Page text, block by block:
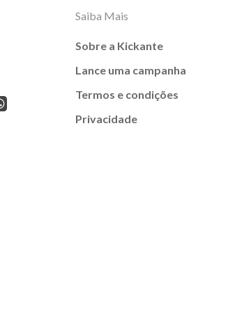
Saiba Mais
Sobre a Kickante
Lance uma campanha
Termos e condições
Privacidade